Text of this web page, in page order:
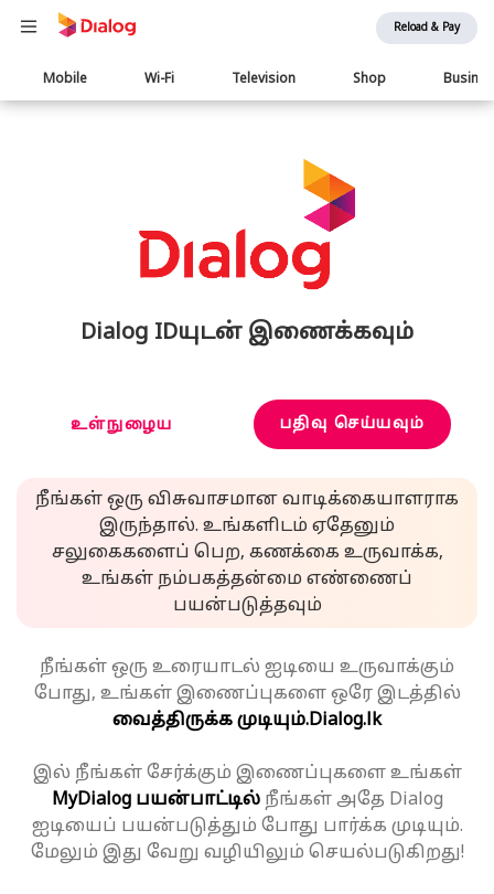
Reload & Pay
Main
navigation
Mobile Wi-Fi Television Shop
Dialog IDயுடன் இணைக்கவும்
உள்நுழைய பதிவு செய்யவும்
நீங்கள் ஒரு விசுவாசமான வாடிக்கையாளராக
இருந்தால். உங்களிடம் ஏதேனும்
சலுகைகளைப் பெற, கணக்கை உருவாக்க,
உங்கள் நம்பகத்தன்மை எண்ணைப்
பயன்படுத்தவும்
நீங்கள் ஒரு உரையாடல் ஐடியை உருவாக்கும்
போது, உங்கள் இணைப்புகளை ஒரே இடத்தில்
வைத்திருக்க முடியும்.Dialog.lk
இல் நீங்கள் சேர்க்கும் இணைப்புகளை உங்கள்
MyDialog பயன்பாட்டில்நீங்கள் அதே Dialog
ஐடியைப் பயன்படுத்தும் போது பார்க்க முடியும்.
மேலும் இது வேறு வழியிலும் செயல்படுகிறது!